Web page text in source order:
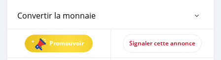
Convertir la monnaie
Promouvoir Signaler cette annonce